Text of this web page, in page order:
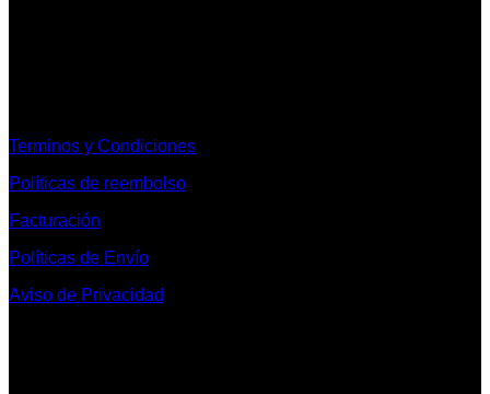
Terminos y Condiciones
Políticas de reembolso
Facturación
Políticas de Envío
Aviso de Privacidad